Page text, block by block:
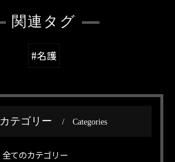
関連タグ
#名護
カテゴリー Categories
全てのカテゴリー